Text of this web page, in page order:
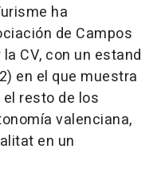
ha
de Campos
CV, con un estand
en el que muestra
resto de los
valenciana,
en un